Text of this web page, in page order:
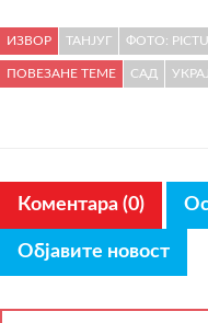
ИЗВОР ТАНЈУГ ФОТО:
ПОВЕЗАНЕ ТЕМЕ САД
Коментара (0)
Објавите новост